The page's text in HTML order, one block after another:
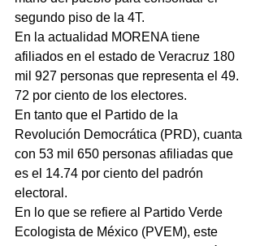
segundo piso de la 4T.
En la actualidad MORENA tiene
afiliados en el estado de Veracruz 180
mil 927 personas que representa el 49.
72 por ciento de los electores.
En tanto que el Partido de la
Revolución Democrática (PRD), cuanta
con 53 mil 650 personas afiliadas que
es el 14.74 por ciento del padrón
electoral.
En lo que se refiere al Partido Verde
Ecologista de México (PVEM), este